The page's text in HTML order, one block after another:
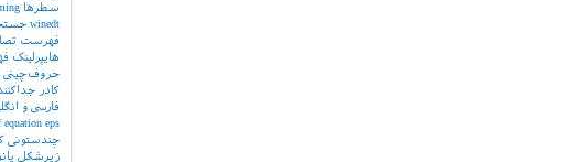
سطرها
winedt
فهرست
هایپرلینک
حروف‌چینی
کادر
فارسی و
equation eps
چندستونی
زیرشکل